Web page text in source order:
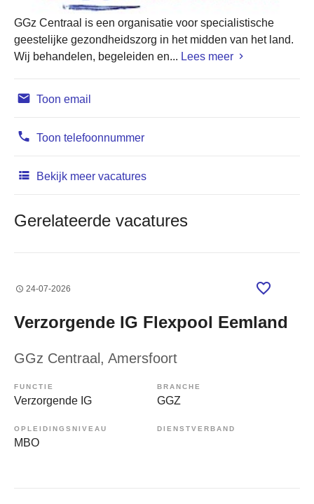
GGz Centraal is een organisatie voor specialistische
geestelijke gezondheidszorg in het midden van het land.
Wij behandelen, begeleiden en... Lees meer
Toon email
Toon telefoonnummer
Bekijk meer vacatures
Gerelateerde vacatures
24-07-2026
Verzorgende IG Flexpool Eemland
GGz Centraal , Amersfoort
FUNCTIE
Verzorgende IG
BRANCHE
GGZ
OPLEIDINGSNIVEAU
MBO
DIENSTVERBAND